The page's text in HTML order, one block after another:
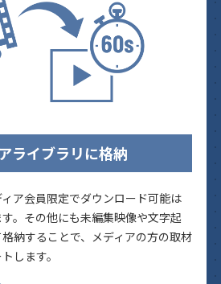
ライブラリに格納
ア会員限定でダウンロード可能は
。その他にも未編集映像や文字起
納することで、メディアの方の取材
します。